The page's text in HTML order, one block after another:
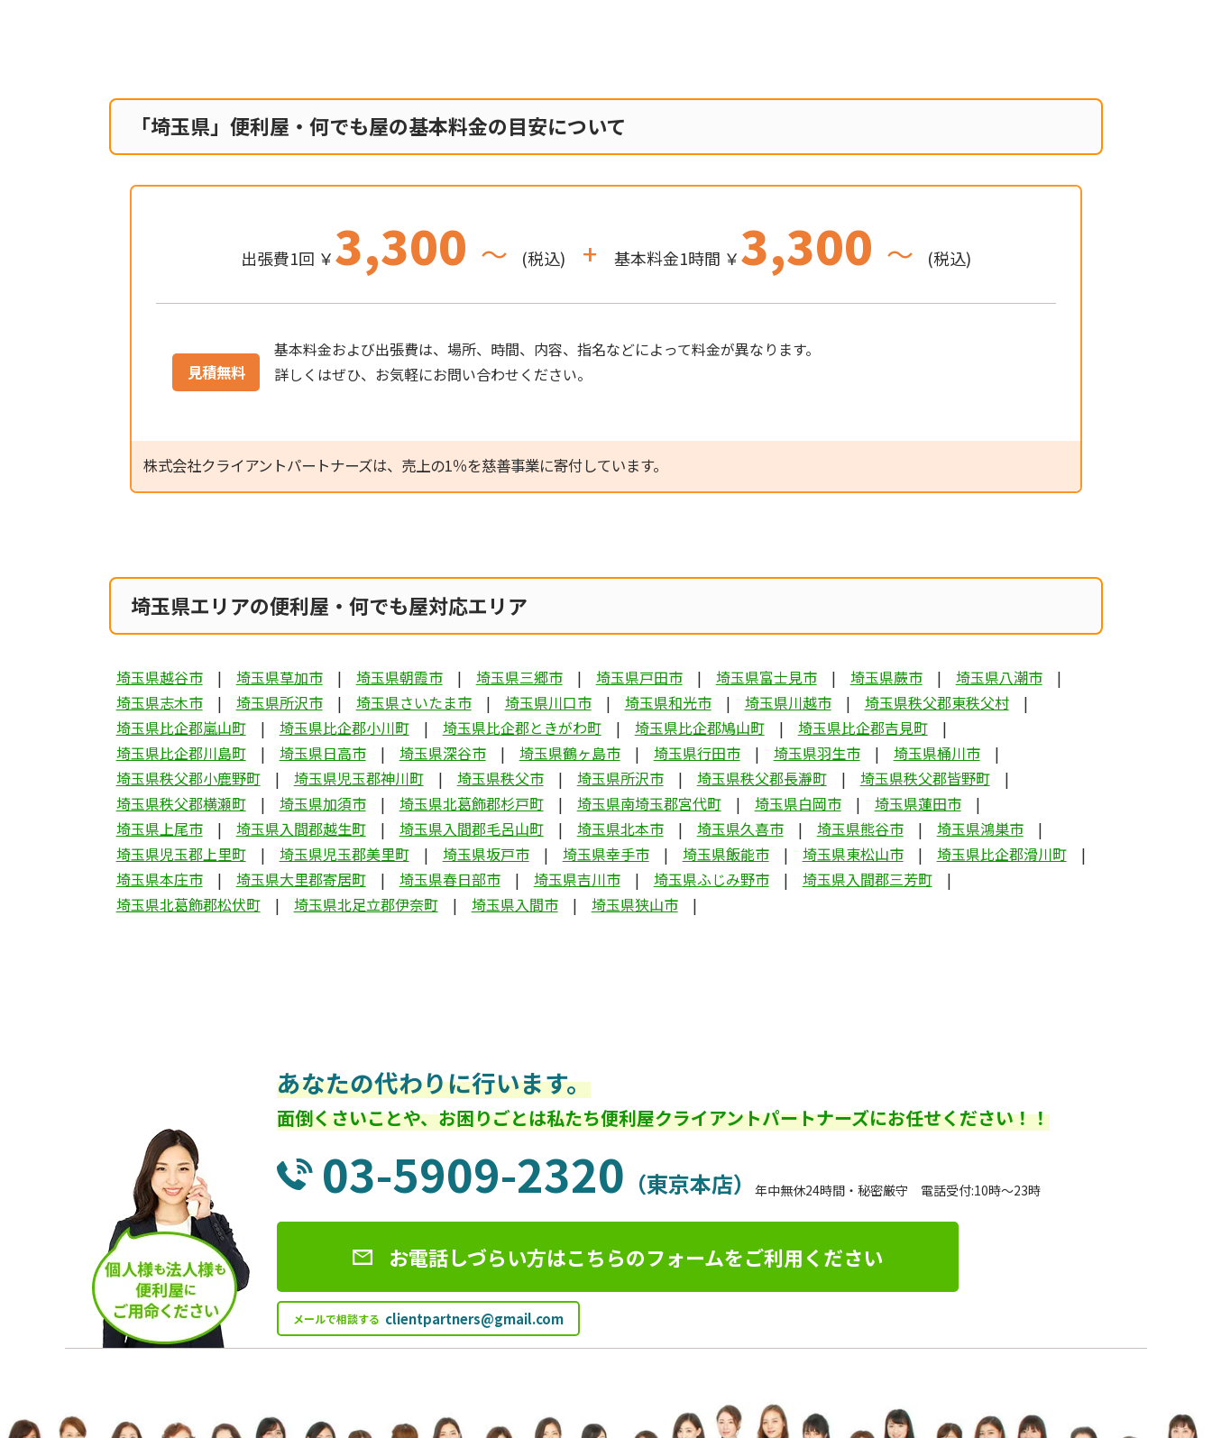
「埼玉県」便利屋・何でも屋の基本料金の目安について
出張費1回 ￥3,300 ～ (税込) + 基本料金1時間 ￥3,300 ～ (税込)
見積無料
基本料金および出張費は、場所、時間、内容、指名などによって料金が異なります。
詳しくはぜひ、お気軽にお問い合わせください。
株式会社クライアントパートナーズは、売上の1％を慈善事業に寄付しています。
埼玉県エリアの便利屋・何でも屋対応エリア
埼玉県越谷市 埼玉県草加市 埼玉県朝霞市 埼玉県三郷市 埼玉県戸田市 埼玉県富士見市 埼玉県蕨市
埼玉県八潮市
埼玉県志木市
埼玉県所沢市 埼玉県さいたま市 埼玉県川口市 埼玉県和光市 埼玉県川越市
埼玉県秩父郡東秩父村
埼玉県比企郡嵐山町
埼玉県比企郡小川町 埼玉県比企郡ときがわ町 埼玉県比企郡鳩山町
埼玉県比企郡吉見町
埼玉県比企郡川島町
埼玉県日高市 埼玉県深谷市 埼玉県鶴ヶ島市 埼玉県行田市 埼玉県羽生市
埼玉県桶川市
埼玉県秩父郡小鹿野町
埼玉県児玉郡神川町 埼玉県秩父市 埼玉県所沢市 埼玉県秩父郡長瀞町
埼玉県秩父郡皆野町
埼玉県秩父郡横瀬町
埼玉県加須市 埼玉県北葛飾郡杉戸町 埼玉県南埼玉郡宮代町 埼玉県白岡市
埼玉県蓮田市
埼玉県上尾市
埼玉県入間郡越生町 埼玉県入間郡毛呂山町 埼玉県北本市 埼玉県久喜市 埼玉県熊谷市
埼玉県鴻巣市
埼玉県児玉郡上里町
埼玉県児玉郡美里町 埼玉県坂戸市 埼玉県幸手市 埼玉県飯能市 埼玉県東松山市
埼玉県比企郡滑川町
埼玉県本庄市
埼玉県大里郡寄居町 埼玉県春日部市 埼玉県吉川市 埼玉県ふじみ野市
埼玉県入間郡三芳町
埼玉県北葛飾郡松伏町
埼玉県北足立郡伊奈町 埼玉県入間市 埼玉県狭山市
あなたの代わりに行います。
面倒くさいことや、お困りごとは私たち便利屋クライアントパートナーズにお任せください！！
03-5909-2320 （東京本店） 年中無休24時間・秘密厳守 電話受付:10時～23時
お電話しづらい方はこちらのフォームをご利用ください
メールで相談する clientpartners@gmail.com